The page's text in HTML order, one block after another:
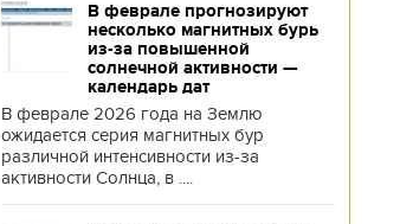
В феврале прогнозируют
несколько магнитных бурь
из-за повышенной
солнечной активности —
календарь дат
В феврале 2026 года на Землю
ожидается серия магнитных бур
различной интенсивности из-за
активности Солнца, в ....